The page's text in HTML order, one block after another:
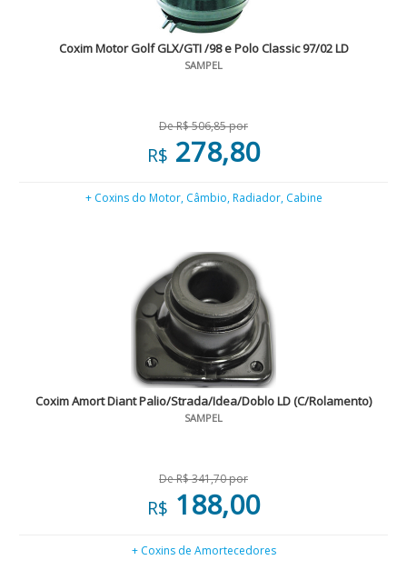
Coxim Motor Golf GLX/GTI /98 e Polo Classic 97/02 LD
SAMPEL
De R$ 506,85 por
R$ 278,80
+ Coxins do Motor, Câmbio, Radiador, Cabine
Coxim Amort Diant Palio/Strada/Idea/Doblo LD (C/Rolamento)
SAMPEL
De R$ 341,70 por
R$ 188,00
+ Coxins de Amortecedores